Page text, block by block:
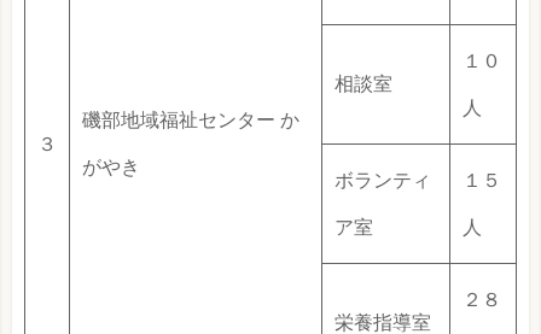
３
磯部地域福祉センター か
がやき
相談室
１０
人
ボランティ
ア室
１５
人
栄養指導室
２８